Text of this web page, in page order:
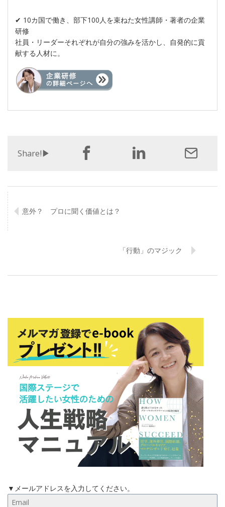
✔︎ 10カ国で働き、部下100人を束ねた女性講師・著者の企業
研修
社員・リーダーそれぞれが自分の強みを活かし、自発的に貢
献する人材に。
Share!▶︎
意外？ プロに聞く価値とは？
「行動」のマジック
▼メールアドレスを入力してください。